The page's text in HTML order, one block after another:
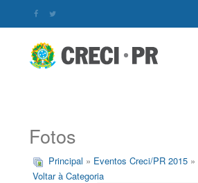
Fotos
Principal » Eventos Creci/PR 2015 »
Voltar à Categoria